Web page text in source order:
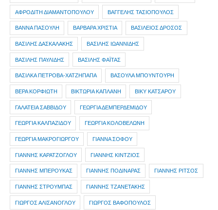
ΑΦΡΟΔΙΤΗ ΔΙΑΜΑΝΤΟΠΟΥΛΟΥ ΒΑΓΓΕΛΗΣ ΤΑΣΙΟΠΟΥΛΟΣ
ΒΑΝΝΑ ΠΑΣΟΥΛΗ ΒΑΡΒΑΡΑ ΧΡΙΣΤΙΑ ΒΑΣΙΛΕΙΟΣ ΔΡΟΣΟΣ
ΒΑΣΙΛΗΣ ΔΑΣΚΑΛΑΚΗΣ ΒΑΣΙΛΗΣ ΙΩΑΝΝΙΔΗΣ
ΒΑΣΙΛΗΣ ΠΑΥΛΙΔΗΣ ΒΑΣΙΛΗΣ ΦΑΪΤΑΣ
ΒΑΣΙΛΚΑ ΠΕΤΡΟΒΑ-ΧΑΤΖΗΠΑΠΑ ΒΑΣΟΥΛΑ ΜΠΟΥΝΤΟΥΡΗ
ΒΕΡΑ ΚΟΡΦΙΩΤΗ ΒΙΚΤΩΡΙΑ ΚΑΠΛΑΝΗ ΒΙΚΥ ΚΑΤΣΑΡΟΥ
ΓΑΛΑΤΕΙΑ ΣΑΒΒΙΔΟΥ ΓΕΩΡΓΙΑ ΔΕΜΠΕΡΔΕΜΙΔΟΥ
ΓΕΩΡΓΙΑ ΚΑΛΠΑΖΙΔΟΥ ΓΕΩΡΓΙΑ ΚΟΛΟΒΕΛΩΝΗ
ΓΕΩΡΓΙΑ ΜΑΚΡΟΓΙΩΡΓΟΥ ΓΙΑΝΝΑ ΣΟΦΟΥ
ΓΙΑΝΝΗΣ ΚΑΡΑΤΖΟΓΛΟΥ ΓΙΑΝΝΗΣ ΚΙΝΤΖΙΟΣ
ΓΙΑΝΝΗΣ ΜΠΕΡΟΥΚΑΣ ΓΙΑΝΝΗΣ ΠΟΔΙΝΑΡΑΣ ΓΙΑΝΝΗΣ ΡΙΤΣΟΣ
ΓΙΑΝΝΗΣ ΣΤΡΟΥΜΠΑΣ ΓΙΑΝΝΗΣ ΤΖΑΝΕΤΑΚΗΣ
ΓΙΩΡΓΟΣ ΑΛΙΣΑΝΟΓΛΟΥ ΓΙΩΡΓΟΣ ΒΑΦΟΠΟΥΛΟΣ